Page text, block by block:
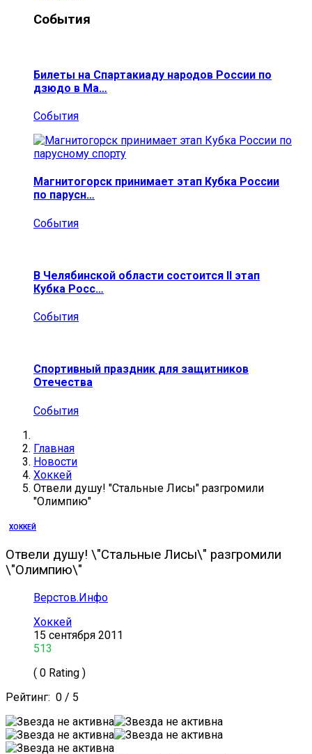
События
Билеты на Спартакиаду народов России по
дзюдо в Ма…
События
Магнитогорск принимает этап Кубка России
по парусн…
События
В Челябинской области состоится II этап
Кубка Росс…
События
Спортивный праздник для защитников
Отечества
События
Главная
Новости
Хоккей
Отвели душу! "Стальные Лисы" разгромили
"Олимпию"
ХОККЕЙ
Отвели душу! \"Стальные Лисы\" разгромили
\"Олимпию\"
Верстов.Инфо
Хоккей
15 сентября 2011
513
( 0 Rating )
Рейтинг: 0 / 5